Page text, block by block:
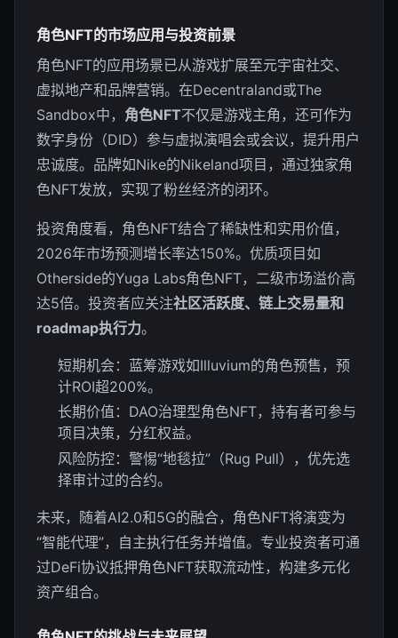
角色NFT的市场应用与投资前景
角色NFT的应用场景已从游戏扩展至元宇宙社交、
虚拟地产和品牌营销。在Decentraland或The
Sandbox中， 角色NFT不仅是游戏主角，还可作为
数字身份（DID）参与虚拟演唱会或会议，提升用户
忠诚度。品牌如Nike的Nikeland项目，通过独家角
色NFT发放，实现了粉丝经济的闭环。
投资角度看，角色NFT结合了稀缺性和实用价值，
2026年市场预测增长率达150%。优质项目如
Otherside的Yuga Labs角色NFT，二级市场溢价高
达5倍。投资者应关注社区活跃度、链上交易量和
roadmap执行力。
短期机会：蓝筹游戏如Illuvium的角色预售，预
计ROI超200%。
长期价值：DAO治理型角色NFT，持有者可参与
项目决策，分红权益。
风险防控：警惕“地毯拉”（Rug Pull），优先选
择审计过的合约。
未来，随着AI2.0和5G的融合，角色NFT将演变为
“智能代理”，自主执行任务并增值。专业投资者可通
过DeFi协议抵押角色NFT获取流动性，构建多元化
资产组合。